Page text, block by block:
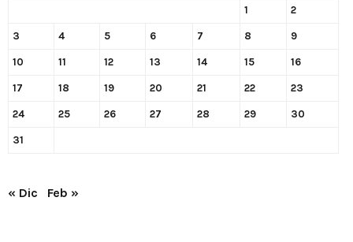
1 2
3 4 5 6 7 8 9
10 11 12 13 14 15 16
17 18 19 20 21 22 23
24 25 26 27 28 29 30
31
« Dic Feb »